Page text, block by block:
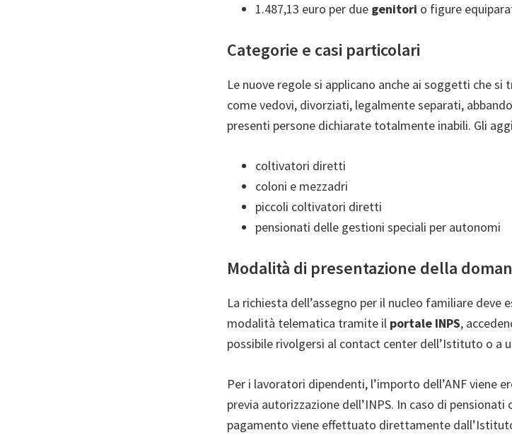
1.487,13 euro per due genitori o figure
Categorie e casi particolari
Le nuove regole si applicano anche ai soggetti che
come vedovi, divorziati, legalmente separati,
presenti persone dichiarate totalmente inabili. Gli
coltivatori diretti
coloni e mezzadri
piccoli coltivatori diretti
pensionati delle gestioni speciali per autonomi
Modalità di presentazione della
La richiesta dell’assegno per il nucleo familiare deve
modalità telematica tramite il portale INPS,
possibile rivolgersi al contact center dell’Istituto o a
Per i lavoratori dipendenti, l’importo dell’ANF viene
previa autorizzazione dell’INPS. In caso di
pagamento viene effettuato direttamente